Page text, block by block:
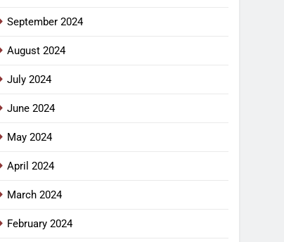
September 2024
August 2024
July 2024
June 2024
May 2024
April 2024
March 2024
February 2024